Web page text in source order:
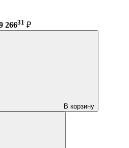
26631 ₽
В корзину